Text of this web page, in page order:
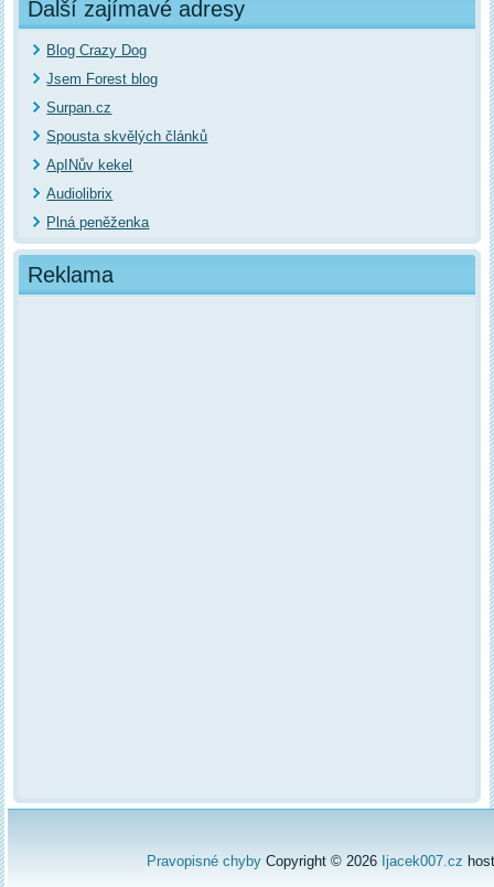
Další zajímavé adresy
Blog Crazy Dog
Jsem Forest blog
Surpan.cz
Spousta skvělých článků
ApINův kekel
Audiolibrix
Plná peněženka
Reklama
Pravopisné chybyCopyright © 2026 Ijacek007.cz